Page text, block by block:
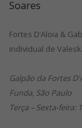
Soares
Fortes D’Aloia &
individual de
Galpão da Fortes
Funda, São Paulo
Terça – Sexta-feira: